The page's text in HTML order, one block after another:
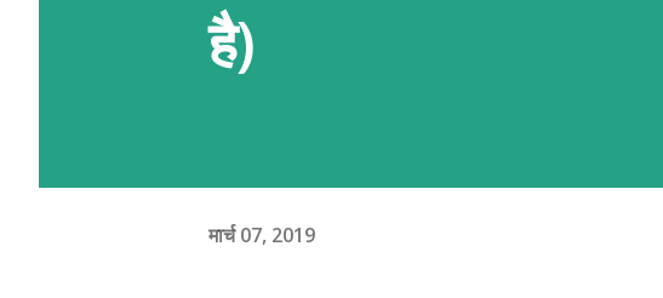
है)
मार्च 07, 2019